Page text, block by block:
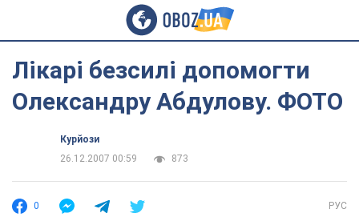
Лікарі безсилі допомогти
Олександру Абдулову. ФОТО
Курйози
26.12.2007 00:59
873
0 РУС